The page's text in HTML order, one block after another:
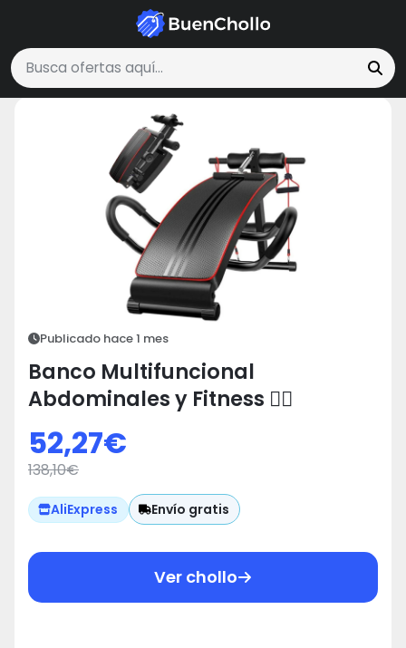
Buscar ofertas
Deportes y Aire LibreBanco Multifuncional Abdominales y
Publicado hace 1 mes
Banco Multifuncional
Abdominales y Fitness 🏋️‍♂️
52,27€
138,10€
AliExpress Envío gratis
Ver chollo